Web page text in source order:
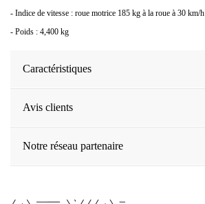
- Indice de vitesse : roue motrice 185 kg à la roue à 30 km/h
- Poids : 4,400 kg
Caractéristiques
Avis clients
Notre réseau partenaire